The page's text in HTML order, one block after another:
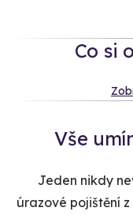
Co si
Vše
Jeden nikdy
úrazové pojištění